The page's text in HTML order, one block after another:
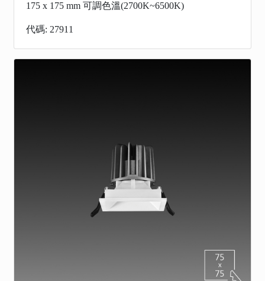
175 x 175 mm 可調色溫(2700K~6500K)
代碼: 27911